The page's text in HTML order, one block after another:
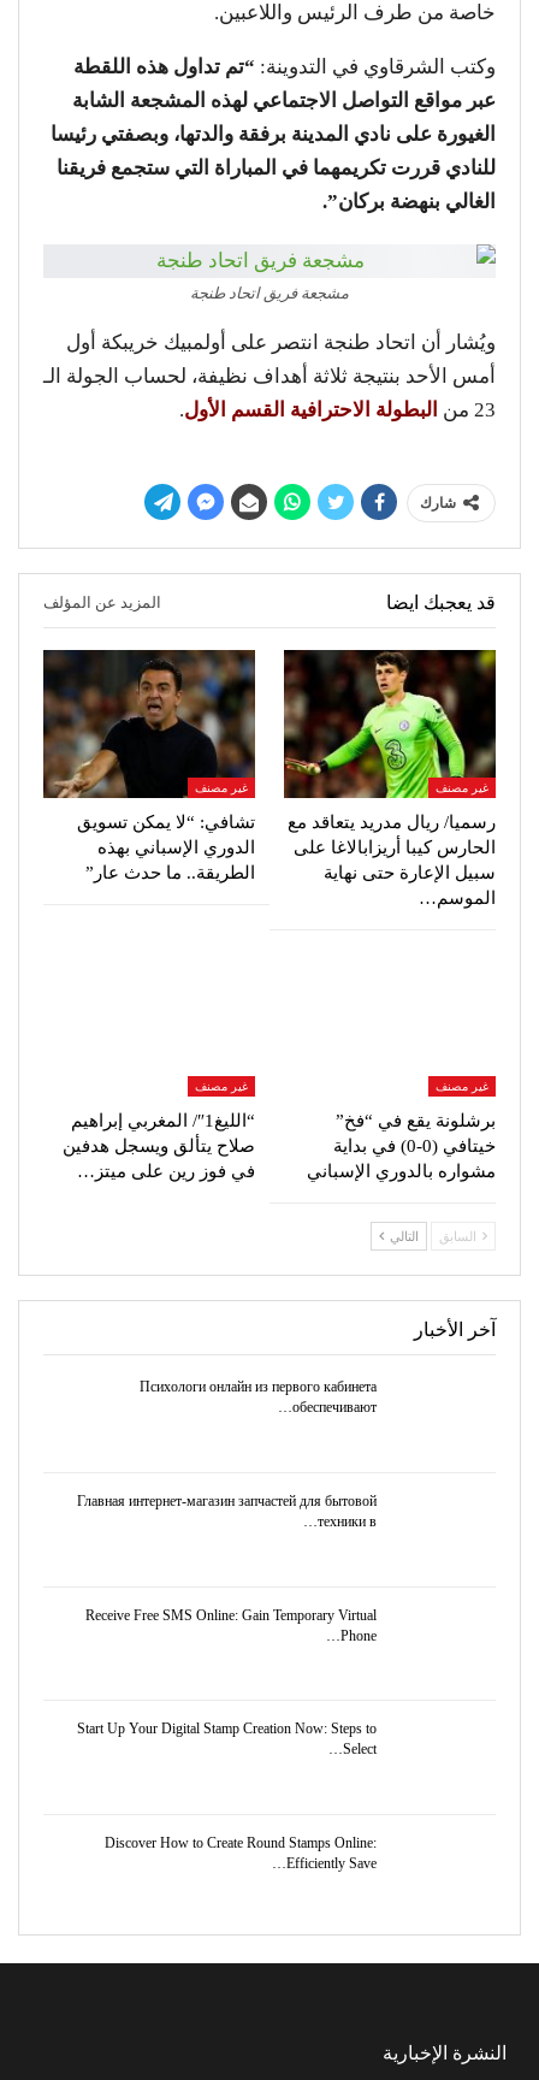
خاصة من طرف الرئيس واللاعبين.
وكتب الشرقاوي في التدوينة: “تم تداول هذه اللقطة
عبر مواقع التواصل الاجتماعي لهذه المشجعة الشابة
الغيورة على نادي المدينة برفقة والدتها، وبصفتي رئيسا
للنادي قررت تكريمهما في المباراة التي ستجمع فريقنا
الغالي بنهضة بركان”.
مشجعة فريق اتحاد طنجة
ويُشار أن اتحاد طنجة انتصر على أولمبيك خريبكة أول
أمس الأحد بنتيجة ثلاثة أهداف نظيفة، لحساب الجولة الـ
23 من
البطولة الاحترافية القسم الأول.
شارك
قد يعجبك ايضا المزيد عن المؤلف
غير مصنف
رسميا/ ريال مدريد يتعاقد مع
الحارس كيبا أريزابالاغا على
سبيل الإعارة حتى نهاية
الموسم…
غير مصنف
تشافي: “لا يمكن تسويق
الدوري الإسباني بهذه
الطريقة.. ما حدث عار”
غير مصنف
برشلونة يقع في “فخ”
خيتافي (0-0) في بداية
مشواره بالدوري الإسباني
غير مصنف
“الليغ1″/ المغربي إبراهيم
صلاح يتألق ويسجل هدفين
في فوز رين على ميتز…
السابق التالي
آخر الأخبار
Психологи онлайн из первого кабинета
обеспечивают…
Главная интернет-магазин запчастей для бытовой
техники в…
Receive Free SMS Online: Gain Temporary Virtual
Phone…
Start Up Your Digital Stamp Creation Now: Steps to
Select…
Discover How to Create Round Stamps Online:
Efficiently Save…
النشرة الإخبارية